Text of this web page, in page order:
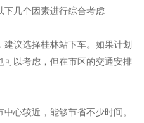
下几个因素进行综合考虑
议选择桂林站下车。如果计划
以考虑，但在市区的交通安排
心较近，能够节省不少时间。